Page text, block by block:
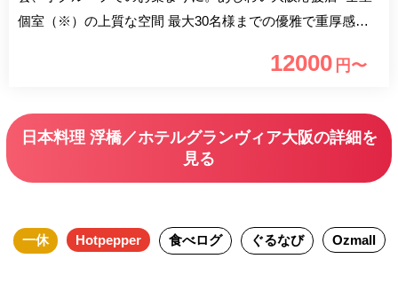
個室（※）の上質な空間 最大30名様までの優雅で重厚感の
す。大切な商談や接待、長寿のお祝いなどのお集まりにも最
す。） ■地元・大阪の食材「大阪産（おおさかもん）」 黒毛
和牛「なにわ黒牛」や野菜・たまごなど、地元・大阪の食材
「大阪産（おおさかもん）」を中心とした食材と旬の食材を
る「出汁」には、三年間熟成した真昆布（一等級）を使用。
12000 円〜
日本料理 浮橋／ホテルグランヴィア大阪の詳細を
見る
一休 Hotpepper 食べログ ぐるなび Ozmall